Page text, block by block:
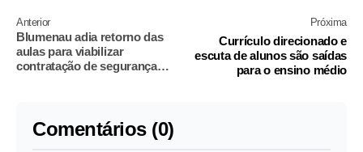
Anterior
Blumenau adia retorno das
aulas para viabilizar
contratação de segurança
Próxima
Currículo direcionado e
escuta de alunos são saídas
para o ensino médio
Comentários (0)